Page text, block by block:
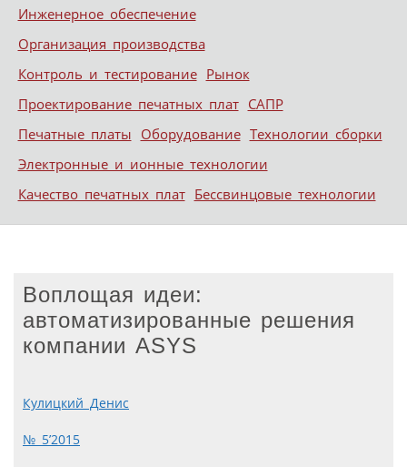
Меню
Skip to content
Инженерное обеспечение
Организация производства
Контроль и тестирование Рынок
Проектирование печатных плат САПР
Печатные платы Оборудование Технологии сборки
Электронные и ионные технологии
Качество печатных плат Бессвинцовые технологии
Воплощая идеи:
автоматизированные решения
компании ASYS
Кулицкий Денис
№ 5’2015